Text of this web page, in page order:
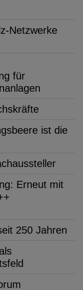
Netzwerke
für
ist die
Erneut mit
250 Jahren